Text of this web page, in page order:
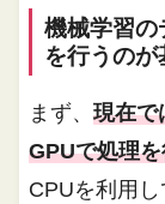
機械学習の
を行うのが
まず、現在で
GPUで処理
CPUを利用